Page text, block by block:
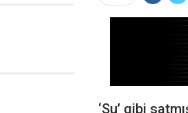
‘Su’ gibi